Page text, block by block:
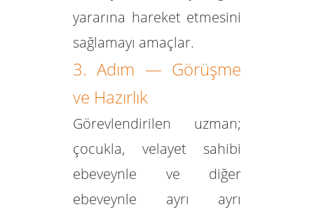
yararına hareket etmesini
sağlamayı amaçlar.
3. Adım — Görüşme
ve Hazırlık
Görevlendirilen uzman;
çocukla, velayet sahibi
ebeveynle ve diğer
ebeveynle ayrı ayrı